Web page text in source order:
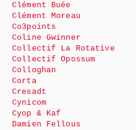
Clément Buée
Clément Moreau
Co3points
Coline Gwinner
Collectif La Rotative
Collectif Opossum
Colloghan
Corta
Cresadt
Cynicom
Cyop & Kaf
Damien Fellous